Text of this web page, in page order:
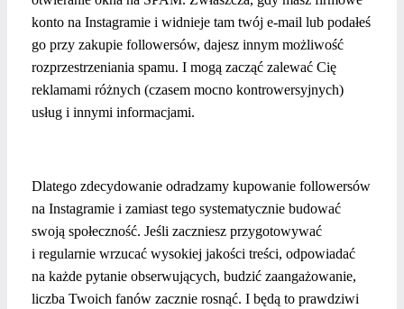
konto na Instagramie i widnieje tam twój e-mail lub podałeś
go przy zakupie followersów, dajesz innym możliwość
rozprzestrzeniania spamu. I mogą zacząć zalewać Cię
reklamami różnych (czasem mocno kontrowersyjnych)
usług i innymi informacjami.
Dlatego zdecydowanie odradzamy kupowanie followersów
na Instagramie i zamiast tego systematycznie budować
swoją społeczność. Jeśli zaczniesz przygotowywać
i regularnie wrzucać wysokiej jakości treści, odpowiadać
na każde pytanie obserwujących, budzić zaangażowanie,
liczba Twoich fanów zacznie rosnąć. I będą to prawdziwi